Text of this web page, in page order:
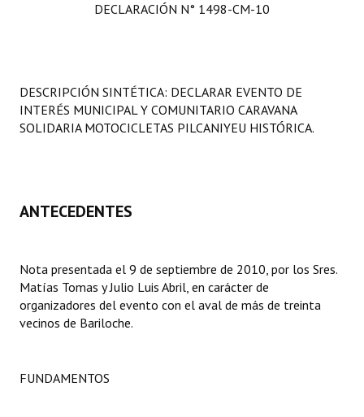
Comisiones Especiales
LEGISLACIÓN
Carta Orgánica 2007
Digesto
Organigrama
DECLARACIÓN N° 1498-CM-10
DESCRIPCIÓN SINTÉTICA: DECLARAR EVENTO DE
INTERÉS MUNICIPAL Y COMUNITARIO CARAVANA
SOLIDARIA MOTOCICLETAS PILCANIYEU HISTÓRICA.
ANTECEDENTES
Nota presentada el 9 de septiembre de 2010, por los Sres.
Matías Tomas y Julio Luis Abril, en carácter de
organizadores del evento con el aval de más de treinta
vecinos de Bariloche.
FUNDAMENTOS